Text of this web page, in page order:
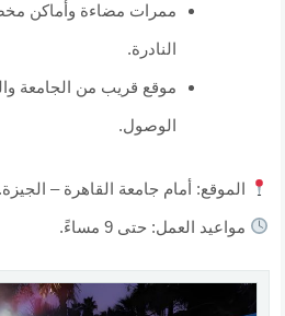
ممرات مضاءة وأماكن
النادرة.
موقع قريب من الجامعة
الوصول.
الموقع: أمام جامعة القاهرة – الجيزة.
مواعيد العمل: حتى 9 مساءً.